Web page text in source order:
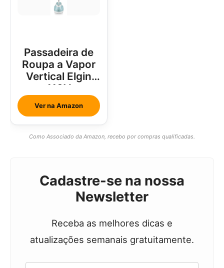
Passadeira de
Roupa a Vapor
Vertical Elgin
110V
Ver na Amazon
Como Associado da Amazon, recebo por compras qualificadas.
Cadastre-se na nossa
Newsletter
Receba as melhores dicas e
atualizações semanais gratuitamente.